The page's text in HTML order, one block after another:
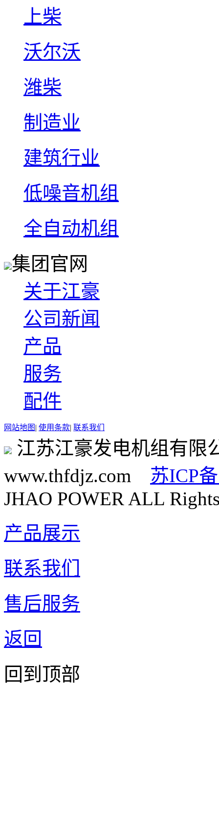
上柴
沃尔沃
潍柴
制造业
建筑行业
低噪音机组
全自动机组
集团官网
关于江豪
公司新闻
产品
服务
配件
网站地图 | 使用条款| 联系我们
江苏江豪发电机组有
www.thfdjz.com 苏ICP
JHAO POWER ALL
产品展示
联系我们
售后服务
返回
回到顶部